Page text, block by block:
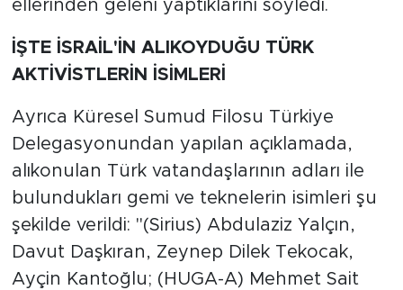
ellerinden geleni yaptıklarını söyledi.
İŞTE İSRAİL'İN ALIKOYDUĞU TÜRK
AKTİVİSTLERİN İSİMLERİ
Ayrıca Küresel Sumud Filosu Türkiye
Delegasyonundan yapılan açıklamada,
alıkonulan Türk vatandaşlarının adları ile
bulundukları gemi ve teknelerin isimleri şu
şekilde verildi: "(Sirius) Abdulaziz Yalçın,
Davut Daşkıran, Zeynep Dilek Tekocak,
Ayçin Kantoğlu; (HUGA-A) Mehmet Sait